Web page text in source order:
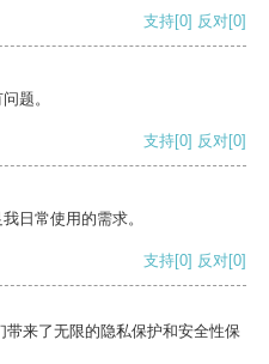
支持[0] 反对[0]
题。
支持[0] 反对[0]
日常使用的需求。
支持[0] 反对[0]
来了无限的隐私保护和安全性保